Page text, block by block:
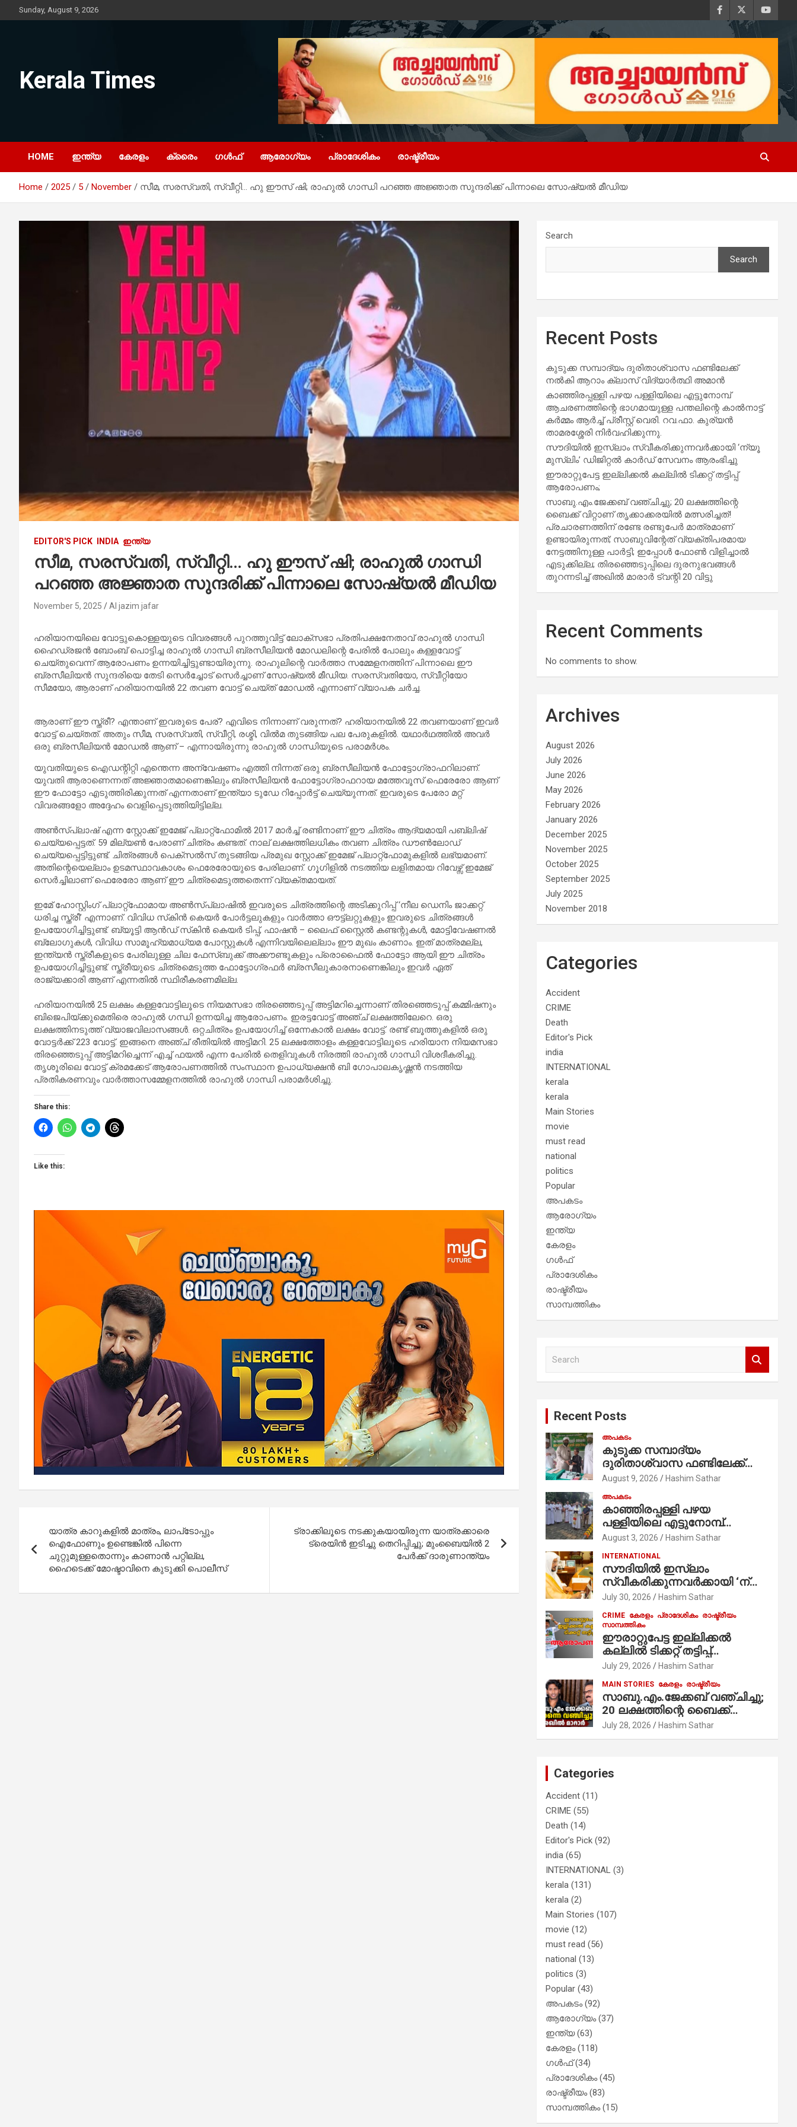
to
Sunday, August 9, 2026
Kerala Times
HOME ഇന്ത്യ കേരളം ക്രൈം ഗൾഫ് ആരോഗ്യം പ്രാദേശികം രാഷ്ട്രീയം
Home 2025 5 November സീമ, സരസ്വതി, സ്വീറ്റി… ഹു ഈസ് ഷി; രാഹുല്‍ ഗാന്ധി പറഞ്ഞ അജ്ഞാത സുന്ദരിക്ക് പിന്നാലെ സോഷ്യല്‍ മീഡിയ
EDITOR'S PICK INDIA ഇന്ത്യ
സീമ, സരസ്വതി, സ്വീറ്റി… ഹു ഈസ് ഷി; രാഹുല്‍ ഗാന്ധി
പറഞ്ഞ അജ്ഞാത സുന്ദരിക്ക് പിന്നാലെ സോഷ്യല്‍ മീഡിയ
November 5, 2025 Al jazim jafar
ഹരിയാനയിലെ വോട്ടുകൊള്ളയുടെ വിവരങ്ങള്‍ പുറത്തുവിട്ട് ലോക്‌സഭാ പ്രതിപക്ഷനേതാവ് രാഹുല്‍ ഗാന്ധി
ഹൈഡ്രജന്‍ ബോംബ് പൊട്ടിച്ച രാഹുല്‍ ഗാന്ധി ബ്രസീലിയന്‍ മോഡലിന്റെ പേരില്‍ പോലും കള്ളവോട്ട്
ചെയ്തുവെന്ന് ആരോപണം ഉന്നയിച്ചിട്ടുണ്ടായിരുന്നു. രാഹുലിന്റെ വാര്‍ത്താ സമ്മേളനത്തിന് പിന്നാലെ ഈ
ബ്രസീലിയന്‍ സുന്ദരിയെ തേടി സെര്‍ച്ചോട് സെര്‍ച്ചാണ് സോഷ്യല്‍ മീഡിയ. സരസ്വതിയോ, സ്വീറ്റിയോ
സീമയോ, ആരാണ് ഹരിയാനയില്‍ 22 തവണ വോട്ട് ചെയ്ത് മോഡല്‍ എന്നാണ് വ്യാപക ചര്‍ച്ച.
ആരാണ് ഈ സ്ത്രീ? എന്താണ് ഇവരുടെ പേര്? എവിടെ നിന്നാണ് വരുന്നത്? ഹരിയാനയില്‍ 22 തവണയാണ് ഇവര്‍
വോട്ട് ചെയ്തത്. അതും സീമ, സരസ്വതി, സ്വീറ്റി, രശ്മി, വില്‍മ തുടങ്ങിയ പല പേരുകളില്‍. യഥാര്‍ഥത്തില്‍ അവര്‍
ഒരു ബ്രസീലിയന്‍ മോഡല്‍ ആണ് – എന്നായിരുന്നു രാഹുല്‍ ഗാന്ധിയുടെ പരാമര്‍ശം.
യുവതിയുടെ ഐഡന്റിറ്റി എന്തെന്ന അന്വേഷണം എത്തി നിന്നത് ഒരു ബ്രസീലിയന്‍ ഫോട്ടോഗ്രാഫറിലാണ്.
യുവതി ആരാണെന്നത് അജ്ഞാതമാണെങ്കിലും ബ്രസീലിയന്‍ ഫോട്ടോഗ്രാഫറായ മത്തേവൂസ് ഫെരേരോ ആണ്
ഈ ഫോട്ടോ എടുത്തിരിക്കുന്നത് എന്നതാണ് ഇന്ത്യാ ടുഡേ റിപ്പോര്‍ട്ട് ചെയ്യുന്നത്. ഇവരുടെ പേരോ മറ്റ്
വിവരങ്ങളോ അദ്ദേഹം വെളിപ്പെടുത്തിയിട്ടില്ല.
അണ്‍സ്പ്ലാഷ് എന്ന സ്റ്റോക്ക് ഇമേജ് പ്ലാറ്റ്‌ഫോമില്‍ 2017 മാര്‍ച്ച് രണ്ടിനാണ് ഈ ചിത്രം ആദ്യമായി പബ്ലിഷ്
ചെയ്യപ്പെട്ടത്. 59 മില്യണ്‍ പേരാണ് ചിത്രം കണ്ടത്. നാല് ലക്ഷത്തിലധികം തവണ ചിത്രം ഡൗണ്‍ലോഡ്
ചെയ്യപ്പെട്ടിട്ടുണ്ട്. ചിത്രങ്ങള്‍ പെക്സല്‍സ് തുടങ്ങിയ പ്രമുഖ സ്റ്റോക്ക് ഇമേജ് പ്ലാറ്റ്‌ഫോമുകളില്‍ ലഭ്യമാണ്.
അതിന്റെയെല്ലാം ഉടമസ്ഥാവകാശം ഫെരേരോയുടെ പേരിലാണ്. ഗൂഗിളില്‍ നടത്തിയ ലളിതമായ റിവേഴ്സ് ഇമേജ്
സെര്‍ച്ചിലാണ് ഫെരേരോ ആണ് ഈ ചിത്രമെടുത്തതെന്ന് വ്യക്തമായത്.
ഇമേ് ഹോസ്റ്റിംഗ് പ്ലാറ്റ്‌ഫോമായ അണ്‍സ്പ്ലാഷില്‍ ഇവരുടെ ചിത്രത്തിന്റെ അടിക്കുറിപ്പ് ‘നീല ഡെനിം ജാക്കറ്റ്
ധരിച്ച സ്ത്രീ’ എന്നാണ്. വിവിധ സ്‌കിന്‍ കെയര്‍ പോര്‍ട്ടലുകളും വാര്‍ത്താ ഔട്ട്‌ലറ്റുകളും ഇവരുടെ ചിത്രങ്ങള്‍
ഉപയോഗിച്ചിട്ടുണ്ട്. ബ്യൂട്ടി ആന്‍ഡ് സ്‌കിന്‍ കെയര്‍ ടിപ്പ്, ഫാഷന്‍ – ലൈഫ് സ്റ്റൈല്‍ കണ്ടന്റുകള്‍, മോട്ടിവേഷണല്‍
ബ്ലോഗുകള്‍, വിവിധ സാമൂഹ്യമാധ്യമ പോസ്റ്റുകള്‍ എന്നിവയിലെല്ലാം ഈ മുഖം കാണാം. ഇത് മാത്രമല്ല,
ഇന്ത്യന്‍ സ്ത്രീകളുടെ പേരിലുള്ള ചില ഫേസ്ബുക്ക് അക്കൗണ്ടുകളും പ്രൊഫൈല്‍ ഫോട്ടോ ആയി ഈ ചിത്രം
ഉപയോഗിച്ചിട്ടുണ്ട്. സ്ത്രീയുടെ ചിത്രമെടുത്ത ഫോട്ടോഗ്രഫര്‍ ബ്രസീലുകാരനാണെങ്കിലും ഇവര്‍ ഏത്
രാജ്യക്കാരി ആണ് എന്നതില്‍ സ്ഥിരീകരണമില്ല.
ഹരിയാനയില്‍ 25 ലക്ഷം കള്ളവോട്ടിലൂടെ നിയമസഭാ തിരഞ്ഞെടുപ്പ് അട്ടിമറിച്ചെന്നാണ് തിരഞ്ഞെടുപ്പ് കമ്മിഷനും
ബിജെപിയ്ക്കുമെതിരെ രാഹുല്‍ ഗന്ധി ഉന്നയിച്ച ആരോപണം. ഇരട്ടവോട്ട് അഞ്ച് ലക്ഷത്തിലേറെ. ഒരു
ലക്ഷത്തിനടുത്ത് വ്യാജവിലാസങ്ങള്‍. ഒറ്റചിത്രം ഉപയോഗിച്ച് ഒന്നേകാല്‍ ലക്ഷം വോട്ട്. രണ്ട് ബൂത്തുകളില്‍ ഒരു
വോട്ടര്‍ക്ക് 223 വോട്ട്. ഇങ്ങനെ അഞ്ച് രീതിയില്‍ അട്ടിമറി. 25 ലക്ഷത്തോളം കള്ളവോട്ടിലൂടെ ഹരിയാന നിയമസഭാ
തിരഞ്ഞെടുപ്പ് അട്ടിമറിച്ചെന്ന് എച്ച് ഫയല്‍ എന്ന പേരില്‍ തെളിവുകള്‍ നിരത്തി രാഹുല്‍ ഗാന്ധി വിശദീകരിച്ചു.
തൃശൂരിലെ വോട്ട് ക്രമക്കേട് ആരോപണത്തില്‍ സംസ്ഥാന ഉപാധ്യക്ഷന്‍ ബി ഗോപാലകൃഷ്ണന്‍ നടത്തിയ
പ്രതികരണവും വാര്‍ത്താസമ്മേളനത്തില്‍ രാഹുല്‍ ഗാന്ധി പരാമര്‍ശിച്ചു.
Share this:
Like this:
navigation
യാത്ര കാറുകളില്‍ മാത്രം, ലാപ്‌ടോപ്പും
ഐഫോണും ഉണ്ടെങ്കിൽ പിന്നെ
ചുറ്റുമുള്ളതൊന്നും കാണാൻ പറ്റില്ല,
ഹൈടെക്ക് മോഷ്ടാവിനെ കുടുക്കി പൊലീസ്
ട്രാക്കിലൂടെ നടക്കുകയായിരുന്ന യാത്രക്കാരെ
ട്രെയിൻ ഇടിച്ചു തെറിപ്പിച്ചു; മുംബൈയിൽ 2
പേർക്ക് ദാരുണാന്ത്യം
Search
Search
Recent Posts
കുടുക്ക സമ്പാദ്യം ദുരിതാശ്വാസ ഫണ്ടിലേക്ക്
നൽകി ആറാം ക്ലാസ് വിദ്യാർത്ഥി അമാൻ
കാഞ്ഞിരപ്പള്ളി പഴയ പള്ളിയിലെ എട്ടുനോമ്പ്
ആചരണത്തിന്റെ ഭാഗമായുള്ള പന്തലിന്റെ കാൽനാട്ട്
കർമ്മം ആർച്ച് പ്രീസ്റ്റ് വെരി. റവ.ഫാ. കുര്യൻ
താമരശ്ശേരി നിർവഹിക്കുന്നു.
സൗദിയില്‍ ഇസ്‌ലാം സ്വീകരിക്കുന്നവര്‍ക്കായി ‘ന്യൂ
മുസ്ലിം’ ഡിജിറ്റല്‍ കാര്‍ഡ് സേവനം ആരംഭിച്ചു
ഈരാറ്റുപേട്ട ഇല്ലിക്കൽ കല്ലിൽ ടിക്കറ്റ് തട്ടിപ്പ്
ആരോപണം;
സാബു.എം.ജേക്കബ് വഞ്ചിച്ചു; 20 ലക്ഷത്തിന്റെ
ബൈക്ക് വിറ്റാണ് തൃക്കാക്കരയില്‍ മത്സരിച്ചത്!
പ്രചാരണത്തിന് രണ്ടേ രണ്ടുപേര്‍ മാത്രമാണ്
ഉണ്ടായിരുന്നത്; സാബുവിന്റേത് വ്യക്തിപരമായ
നേട്ടത്തിനുള്ള പാര്‍ട്ടി; ഇപ്പോള്‍ ഫോണ്‍ വിളിച്ചാല്‍
എടുക്കില്ല; തിരഞ്ഞെടുപ്പിലെ ദുരനുഭവങ്ങള്‍
തുറന്നടിച്ച് അഖില്‍ മാരാര്‍ ട്വന്റി 20 വിട്ടു
Recent Comments
No comments to show.
Archives
August 2026
July 2026
June 2026
May 2026
February 2026
January 2026
December 2025
November 2025
October 2025
September 2025
July 2025
November 2018
Categories
Accident
CRIME
Death
Editor's Pick
india
INTERNATIONAL
kerala
kerala
Main Stories
movie
must read
national
politics
Popular
അപകടം
ആരോഗ്യം
ഇന്ത്യ
കേരളം
ഗൾഫ്
പ്രാദേശികം
രാഷ്ട്രീയം
സാമ്പത്തികം
Recent Posts
അപകടം
കുടുക്ക സമ്പാദ്യം
ദുരിതാശ്വാസ ഫണ്ടിലേക്ക്
നൽകി ആറാം ക്ലാസ്
August 9, 2026 Hashim Sathar
അപകടം
കാഞ്ഞിരപ്പള്ളി പഴയ
പള്ളിയിലെ എട്ടുനോമ്പ്
ആചരണത്തിന്റെ ഭാഗമായുള്ള
ആർച്ച് പ്രീസ്റ്റ് വെരി. റവ.ഫാ.
കുര്യൻ താമരശ്ശേരി
നിർവഹിക്കുന്നു.
August 3, 2026 Hashim Sathar
INTERNATIONAL
സൗദിയില്‍ ഇസ്‌ലാം
സ്വീകരിക്കുന്നവര്‍ക്കായി ‘ന്യൂ
മുസ്ലിം’ ഡിജിറ്റല്‍ കാര്‍ഡ്
സേവനം ആരംഭിച്ചു
July 30, 2026 Hashim Sathar
CRIME കേരളം പ്രാദേശികം രാഷ്ട്രീയം
സാമ്പത്തികം
ഈരാറ്റുപേട്ട ഇല്ലിക്കൽ
കല്ലിൽ ടിക്കറ്റ് തട്ടിപ്പ്
ആരോപണം;
July 29, 2026 Hashim Sathar
MAIN STORIES കേരളം രാഷ്ട്രീയം
സാബു.എം.ജേക്കബ് വഞ്ചിച്ചു;
20 ലക്ഷത്തിന്റെ ബൈക്ക്
വിറ്റാണ് തൃക്കാക്കരയില്‍
മത്സരിച്ചത്! പ്രചാരണത്തിന്
വ്യക്തിപരമായ നേട്ടത്തിനുള്ള
അഖില്‍ മാരാര്‍ ട്വന്റി 20 വിട്ടു
July 28, 2026 Hashim Sathar
Categories
Accident (11)
CRIME (55)
Death (14)
Editor's Pick (92)
india (65)
INTERNATIONAL (3)
kerala (131)
kerala (2)
Main Stories (107)
movie (12)
must read (56)
national (13)
politics (3)
Popular (43)
അപകടം(92)
ആരോഗ്യം(37)
ഇന്ത്യ(63)
കേരളം(118)
ഗൾഫ്(34)
പ്രാദേശികം(45)
രാഷ്ട്രീയം(83)
സാമ്പത്തികം(15)